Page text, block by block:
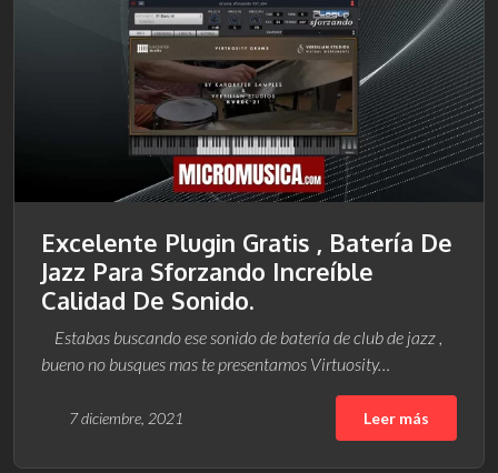
Excelente Plugin Gratis , Batería De
Jazz Para Sforzando Increíble
Calidad De Sonido.
Estabas buscando ese sonido de batería de club de jazz ,
bueno no busques mas te presentamos Virtuosity…
7 diciembre, 2021 Leer más